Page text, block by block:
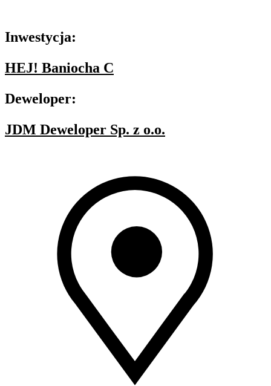
Inwestycja:
HEJ! Baniocha C
Deweloper:
JDM Deweloper Sp. z o.o.